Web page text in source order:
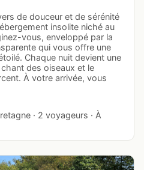
de douceur et de sérénité
insolite niché au
vous, enveloppé par la
qui vous offre une
Chaque nuit devient une
des oiseaux et le
À votre arrivée, vous
· 2 voyageurs · À